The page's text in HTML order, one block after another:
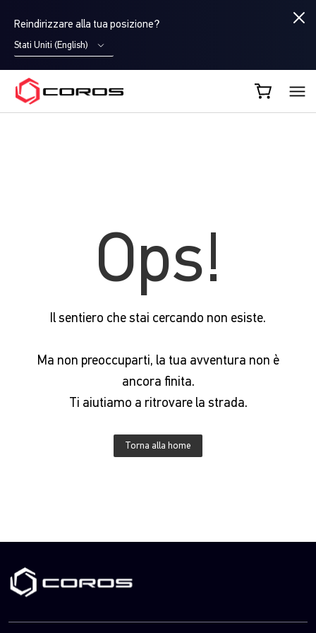
Reindirizzare alla tua posizione?
Stati Uniti (English)
COROS IT
Ops!
Il sentiero che stai cercando non esiste.
Ma non preoccuparti, la tua avventura non è
ancora finita.
Ti aiutiamo a ritrovare la strada.
Torna alla home